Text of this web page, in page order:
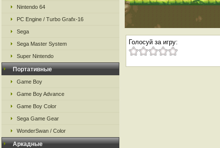
Nintendo 64
PC Engine / Turbo Grafx-16
Sega
Sega Master System
Super Nintendo
Портативные
Game Boy
Game Boy Advance
Game Boy Color
Sega Game Gear
WonderSwan / Color
Аркадные
Голосуй за игру: